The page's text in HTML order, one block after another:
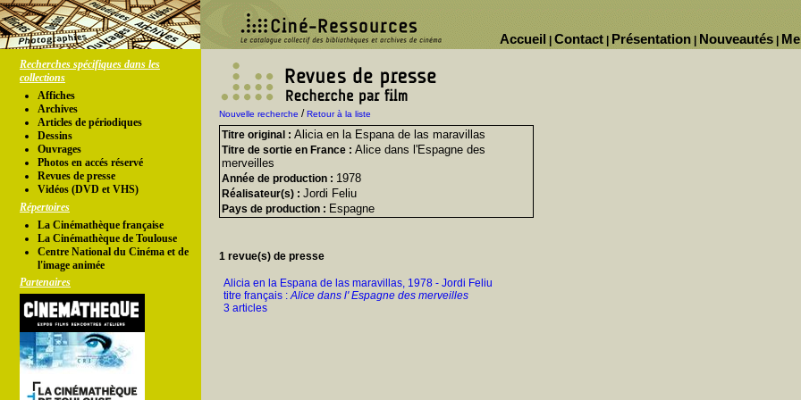
Nouveautés
Présentation
Contact
Accueil
Recherches spécifiques dans les
collections
Affiches
Archives
Articles de périodiques
Dessins
Ouvrages
Photos en accés réservé
Revues de presse
Vidéos (DVD et VHS)
Répertoires
La Cinémathèque française
La Cinémathèque de Toulouse
Centre National du Cinéma et de
l'image animée
Partenaires
Nouvelle recherche /Retour à la liste
Titre original : Alicia en la Espana de las maravillas
Titre de sortie en France : Alice dans l'Espagne des
merveilles
Année de production : 1978
Réalisateur(s) : Jordi Feliu
Pays de production : Espagne
1 revue(s) de presse
Alicia en la Espana de las maravillas, 1978 - Jordi Feliu
titre français :Alice dans l' Espagne des merveilles
3 articles